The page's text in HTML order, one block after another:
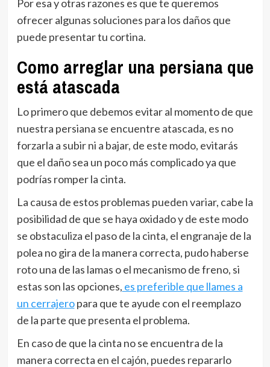
Por esa y otras razones es que te queremos
ofrecer algunas soluciones para los daños que
puede presentar tu cortina.
Como arreglar una persiana que
está atascada
Lo primero que debemos evitar al momento de que
nuestra persiana se encuentre atascada, es no
forzarla a subir ni a bajar, de este modo, evitarás
que el daño sea un poco más complicado ya que
podrías romper la cinta.
La causa de estos problemas pueden variar, cabe la
posibilidad de que se haya oxidado y de este modo
se obstaculiza el paso de la cinta, el engranaje de la
polea no gira de la manera correcta, pudo haberse
roto una de las lamas o el mecanismo de freno, si
estas son las opciones, es preferible que llames a
un cerrajeropara que te ayude con el reemplazo
de la parte que presenta el problema.
En caso de que la cinta no se encuentra de la
manera correcta en el cajón, puedes repararlo